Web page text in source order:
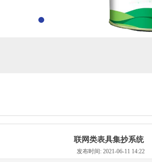
联网类表具集抄系统
发布时间: 2021-06-11 14:22